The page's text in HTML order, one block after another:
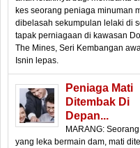
kes seorang peniaga minuman
dibelasah sekumpulan lelaki di
tapak perniagaan di kawasan
The Mines, Seri Kembangan
Isnin lepas.
Peniaga Mati
Ditembak Di
Depan...
MARANG:
yang leka bermain dam, mati